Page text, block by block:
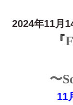
2024年11月
『
〜
11